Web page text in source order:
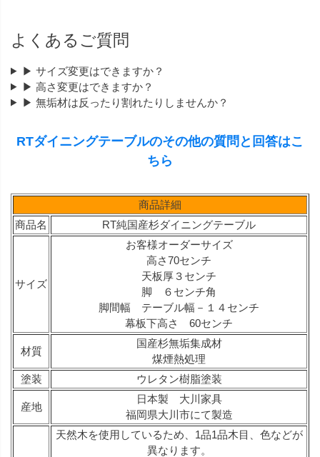
よくあるご質問
▶ サイズ変更はできますか？
▶ 高さ変更はできますか？
▶ 無垢材は反ったり割れたりしませんか？
RTダイニングテーブルのその他の質問と回答はこ
ちら
商品詳細
商品名
RT純国産杉ダイニングテーブル
サイズ
お客様オーダーサイズ
高さ70センチ
天板厚３センチ
脚 ６センチ角
脚間幅 テーブル幅－１４センチ
幕板下高さ 60センチ
材質
国産杉無垢集成材
煤煙熱処理
塗装
ウレタン樹脂塗装
産地
日本製 大川家具
福岡県大川市にて製造
天然木を使用しているため、1品1品木目、色などが
異なります。